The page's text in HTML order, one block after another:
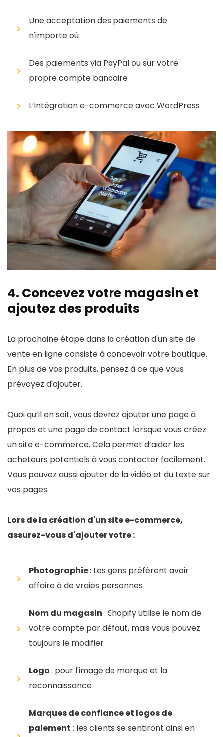
Une acceptation des paiements de
n'importe où
Des paiements via PayPal ou sur votre
propre compte bancaire
L’intégration e-commerce avec WordPress
4. Concevez votre magasin et
ajoutez des produits
La prochaine étape dans la création d'un site de
vente en ligne consiste à concevoir votre boutique.
En plus de vos produits, pensez à ce que vous
prévoyez d'ajouter.
Quoi qu’il en soit, vous devrez ajouter une page à
propos et une page de contact lorsque vous créez
un site e-commerce. Cela permet d’aider les
acheteurs potentiels à vous contacter facilement.
Vous pouvez aussi ajouter de la vidéo et du texte sur
vos pages.
Lors de la création d'un site e-commerce,
assurez-vous d'ajouter votre :
Photographie: Les gens préfèrent avoir
affaire à de vraies personnes
Nom du magasin : Shopify utilise le nom de
votre compte par défaut, mais vous pouvez
toujours le modifier
Logo: pour l'image de marque et la
reconnaissance
Marques de confiance et logos de
paiement : les clients se sentiront ainsi en